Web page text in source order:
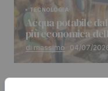
TECNOLOGIA
Acqua potabile
più economica
di massimo 04/07/